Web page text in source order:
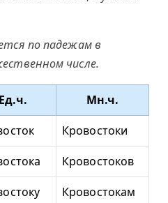
по падежам в
числе.
Ед.ч.
Мн.ч.
Кровостоки
Кровостоков
Кровостокам